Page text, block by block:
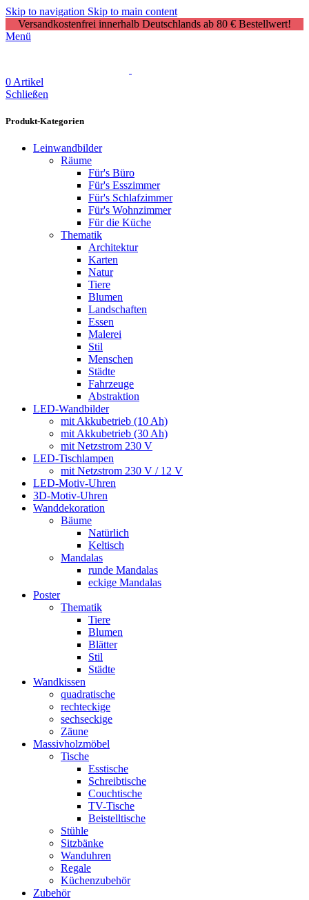
Skip to navigation Skip to main content
Versandkostenfrei innerhalb Deutschlands ab 80 € Bestellwert!
Menü
0 Artikel
Schließen
Produkt-Kategorien
Leinwandbilder
Räume
Für's Büro
Für's Esszimmer
Für's Schlafzimmer
Für's Wohnzimmer
Für die Küche
Thematik
Architektur
Karten
Natur
Tiere
Blumen
Landschaften
Essen
Malerei
Stil
Menschen
Städte
Fahrzeuge
Abstraktion
LED-Wandbilder
mit Akkubetrieb (10 Ah)
mit Akkubetrieb (30 Ah)
mit Netzstrom 230 V
LED-Tischlampen
mit Netzstrom 230 V / 12 V
LED-Motiv-Uhren
3D-Motiv-Uhren
Wanddekoration
Bäume
Natürlich
Keltisch
Mandalas
runde Mandalas
eckige Mandalas
Poster
Thematik
Tiere
Blumen
Blätter
Stil
Städte
Wandkissen
quadratische
rechteckige
sechseckige
Zäune
Massivholzmöbel
Tische
Esstische
Schreibtische
Couchtische
TV-Tische
Beistelltische
Stühle
Sitzbänke
Wanduhren
Regale
Küchenzubehör
Zubehör